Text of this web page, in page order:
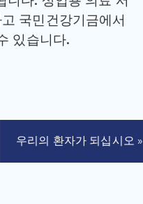
국민건강기금에서
있습니다.
우리의 환자가 되십시오 »